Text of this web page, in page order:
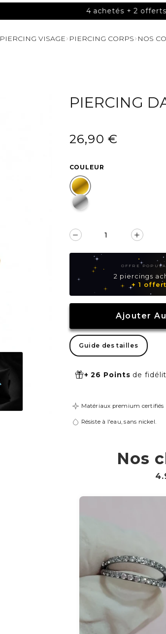
4 achetés + 2 offerts
PIERCING VISAGE PIERCING CORPS NOS
PIERCING
26,90 €
/
UNITAIRE
COULEUR
DORÉ
ARGENTÉ
Réduire
la
quantité
de
Piercing
daith
la
de
daith
Éliana
OFFRE
2 piercings
+ 1 offert
Ajouter
Guide des tailles
+ 26 Points de
Matériaux premium certifiés
Résiste à l'eau, sans nickel.
Nos